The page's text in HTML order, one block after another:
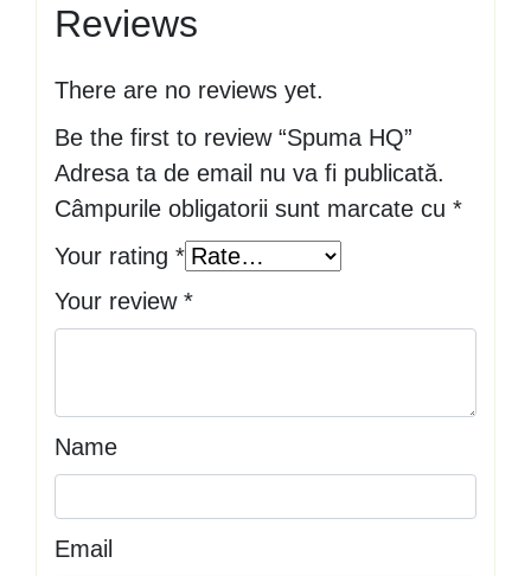
Reviews
There are no reviews yet.
Be the first to review “Spuma HQ”
Adresa ta de email nu va fi publicată.
Câmpurile obligatorii sunt marcate cu *
Your rating *
Your review *
Name
Email